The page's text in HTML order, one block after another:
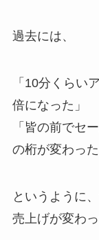
過去には、
「10分くらい
倍になった」
「皆の前でセ
の桁が変わった
というように
売上げが変わ